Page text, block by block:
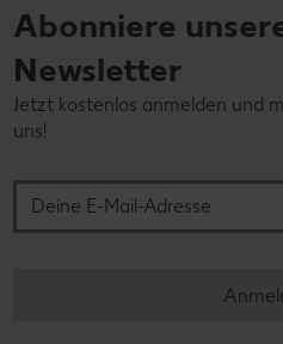
Abonniere
Newsletter
Jetzt kostenlos anmelden und
uns!